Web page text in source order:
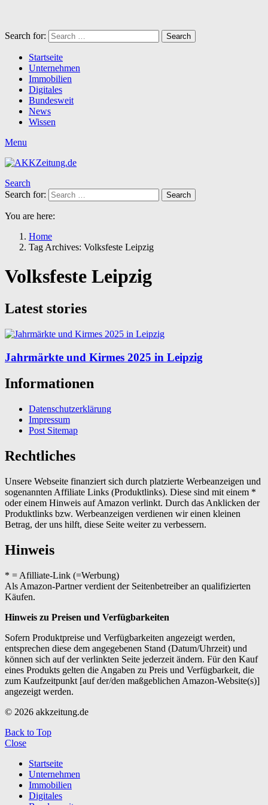
Search for: Search
Startseite
Unternehmen
Immobilien
Digitales
Bundesweit
News
Wissen
Menu
Search
Search for:
Search
You are here:
Home
Tag Archives: Volksfeste Leipzig
Volksfeste Leipzig
Latest stories
Jahrmärkte und Kirmes 2025 in Leipzig
Informationen
Datenschutzerklärung
Impressum
Post Sitemap
Rechtliches
Unsere Webseite finanziert sich durch platzierte Werbeanzeigen und
sogenannten Affiliate Links (Produktlinks). Diese sind mit einem *
oder einem Hinweis auf Amazon verlinkt. Durch das Anklicken der
Produktlinks bzw. Werbeanzeigen verdienen wir einen kleinen
Betrag, der uns hilft, diese Seite weiter zu verbessern.
Hinweis
* = Afilliate-Link (=Werbung)
Als Amazon-Partner verdient der Seitenbetreiber an qualifizierten
Käufen.
Hinweis zu Preisen und Verfügbarkeiten
Sofern Produktpreise und Verfügbarkeiten angezeigt werden,
entsprechen diese dem angegebenen Stand (Datum/Uhrzeit) und
können sich auf der verlinkten Seite jederzeit ändern. Für den Kauf
eines Produkts gelten die Angaben zu Preis und Verfügbarkeit, die
zum Kaufzeitpunkt [auf der/den maßgeblichen Amazon-Website(s)]
angezeigt werden.
© 2026 akkzeitung.de
Back to Top
Close
Startseite
Unternehmen
Immobilien
Digitales